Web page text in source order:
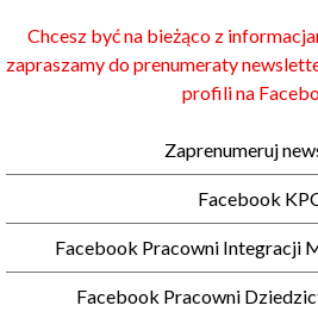
Chcesz być na bieżąco z
zapraszamy do prenumeraty
profili na
Zaprenumeruj
Facebook
Facebook Pracowni Integracji
Facebook Pracowni